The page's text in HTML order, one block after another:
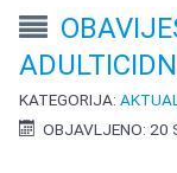
KATEGORIJA:
OBJAVLJENO: 20